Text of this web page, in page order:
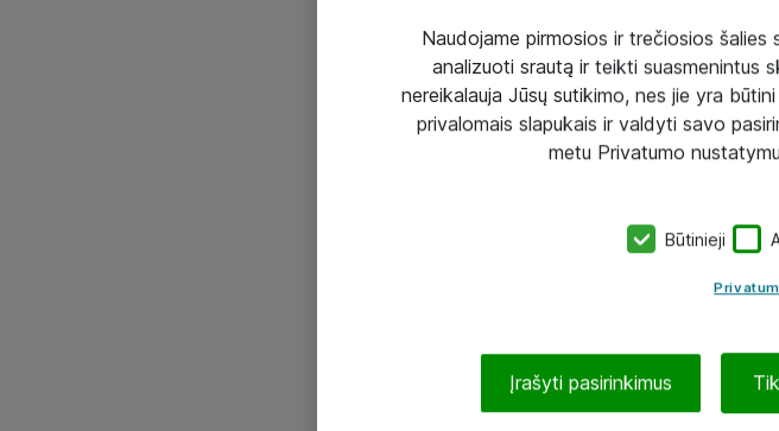
Naudojame pirmosios ir trečiosios
analizuoti srautą ir teikti suasmenintus
nereikalauja Jūsų sutikimo, nes jie yra
privalomais slapukais ir valdyti savo
metu Privatumo
Būtinieji
Įrašyti pasirinkimus